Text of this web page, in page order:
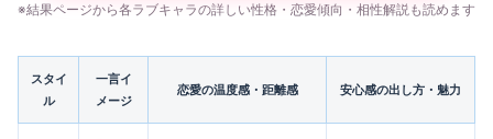
※結果ページから各ラブキャラの詳しい性格・恋愛傾向・相性解説も読めます
スタイ
ル
一言イ
メージ
恋愛の温度感・距離感 安心感の出し方・魅力